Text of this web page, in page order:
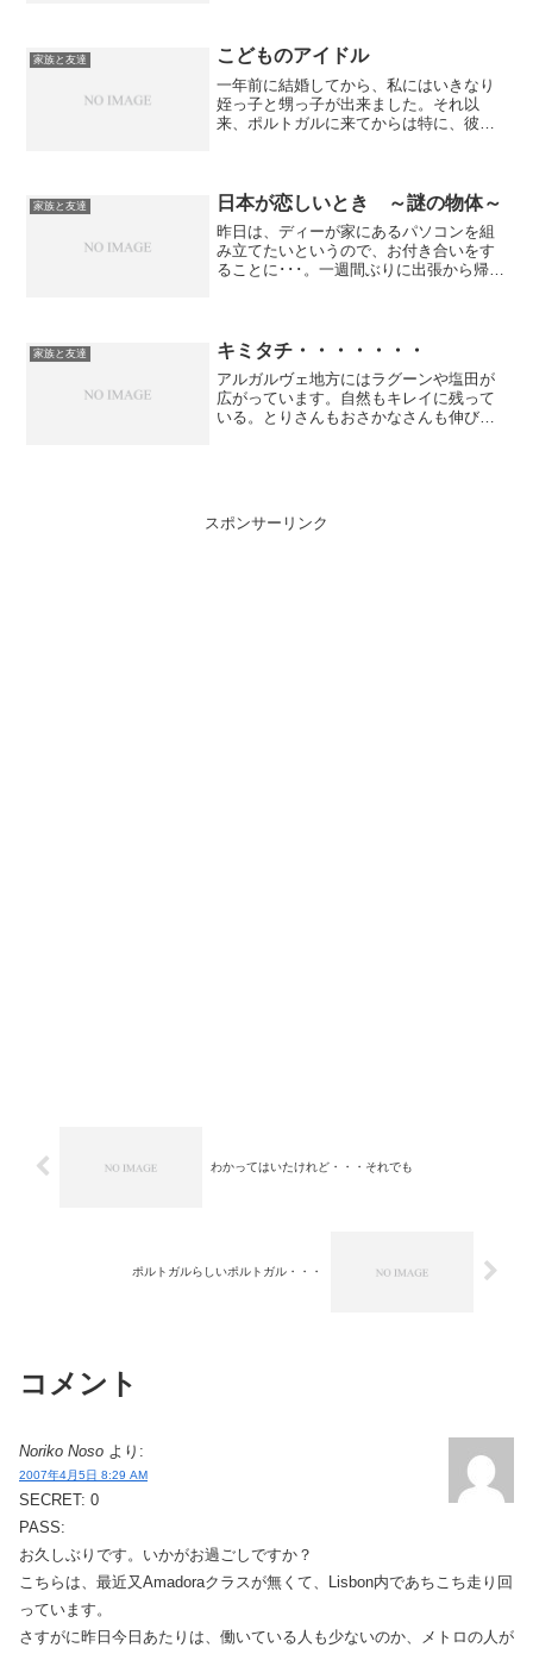
『ああしたほうがいい、...
家族と友達 こどものアイドル
一年前に結婚してから、私にはいきなり
姪っ子と甥っ子が出来ました。それ以
来、ポルトガルに来てからは特に、彼ら
7歳との会話が出来ること...
家族と友達 日本が恋しいとき ～謎の物体～
昨日は、ディーが家にあるパソコンを組
み立てたいというので、お付き合いをす
ることに･･･。一週間ぶりに出張から帰っ
も承知でした。コレ↓...
家族と友達 キミタチ・・・・・・・
アルガルヴェ地方にはラグーンや塩田が
広がっています。自然もキレイに残って
いる。とりさんもおさかなさんも伸び伸
スポンサーリンク
わかってはいたけれど・・・それでも
ポルトガルらしいポルトガル・・・
コメント
Noriko Noso より:
2007年4月5日 8:29 AM
SECRET: 0
PASS:
お久しぶりです。いかがお過ごしですか？
こちらは、最近又Amadoraクラスが無くて、Lisbon内であちこち走り回
っています。
さすがに昨日今日あたりは、働いている人も少ないのか、メトロの人が